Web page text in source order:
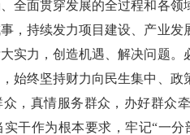
全面贯穿发展的全过程和各
，持续发力项目建设、产业
实力，创造机遇、解决问题
始终坚持财力向民生集中、
众，真情服务群众，办好群众
干作为根本要求，牢记“一